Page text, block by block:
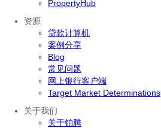
PropertyHub
资源
贷款计算机
案例分享
Blog
常见问题
网上银行客户端
Target Market Determinations
关于我们
关于铂腾